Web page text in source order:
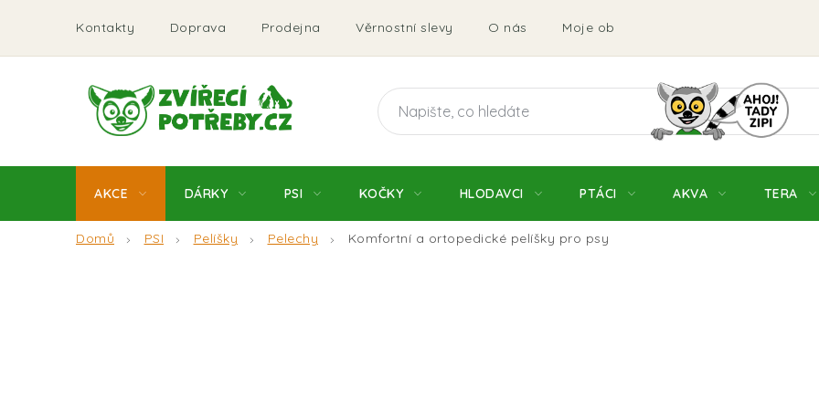
obsah
Kontakty Doprava Prodejna Věrnostní slevy O nás Moje objednávka Obchodní
AKCE DÁRKY PSI KOČKY HLODAVCI PTÁCI AKVA TERA
Domů PSI Pelíšky Pelechy Komfortní a ortopedické pelíšky pro psy